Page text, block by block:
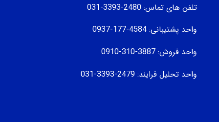
تلفن های تماس: 2480-3393-031
واحد پشتیبانی: 4584-177-0937
واحد فروش: 3887-310-0910
واحد تحلیل فرایند: 2479-3393-031